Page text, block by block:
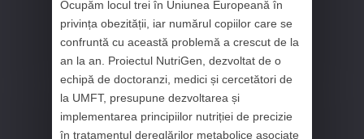
Ocupăm locul trei în Uniunea Europeană în
privința obezității, iar numărul copiilor care se
confruntă cu această problemă a crescut de la
an la an. Proiectul NutriGen, dezvoltat de o
echipă de doctoranzi, medici și cercetători de
la UMFT, presupune dezvoltarea și
implementarea principiilor nutriției de precizie
în tratamentul dereglărilor metabolice asociate